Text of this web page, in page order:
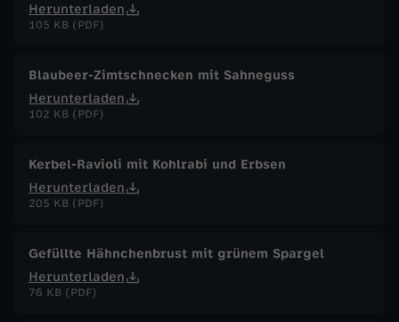
Herunterladen
105 KB (PDF)
Blaubeer-Zimtschnecken mit Sahneguss
Herunterladen
102 KB (PDF)
Kerbel-Ravioli mit Kohlrabi und Erbsen
Herunterladen
205 KB (PDF)
Gefüllte Hähnchenbrust mit grünem Spargel
Herunterladen
76 KB (PDF)